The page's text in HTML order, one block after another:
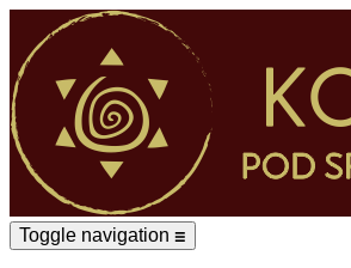
Toggle navigation ☰